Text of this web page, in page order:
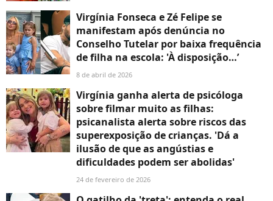
Virgínia Fonseca e Zé Felipe se
manifestam após denúncia no
Conselho Tutelar por baixa frequência
de filha na escola: 'À disposição…’
8 de abril de 2026
Virgínia ganha alerta de psicóloga
sobre filmar muito as filhas:
psicanalista alerta sobre riscos das
superexposição de crianças. 'Dá a
ilusão de que as angústias e
dificuldades podem ser abolidas'
24 de fevereiro de 2026